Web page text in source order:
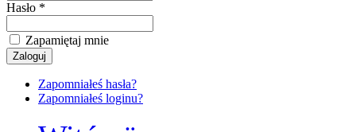
Hasło *
Zapamiętaj mnie
Zapomniałeś hasła?
Zapomniałeś loginu?